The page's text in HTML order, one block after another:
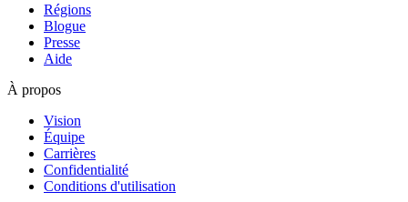
Régions
Blogue
Presse
Aide
À propos
Vision
Équipe
Carrières
Confidentialité
Conditions d'utilisation